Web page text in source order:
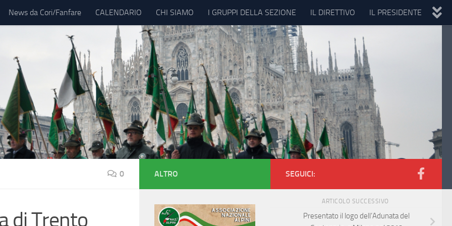
News da Cori/Fanfare CALENDARIO CHI SIAMO I GRUPPI DELLA SEZIONE IL DIRETTIVO IL PRESIDENTE
0
di Trento
SEGUICI:
ARTICOLO SUCCESSIVO
Presentato il logo dell’Adunata del
ALTRO